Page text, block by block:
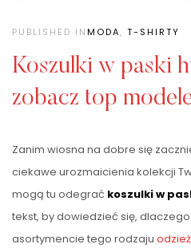
PUBLISHED INMODA, T-SHIRTY
Koszulki w paski
zobacz top
Zanim wiosna na dobre się
ciekawe urozmaicienia kolekcji
mogą tu odegrać koszulki w
tekst, by dowiedzieć się,
asortymencie tego rodzaju odzież